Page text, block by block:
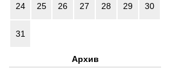
24 25 26 27 28 29 30
31
Архив